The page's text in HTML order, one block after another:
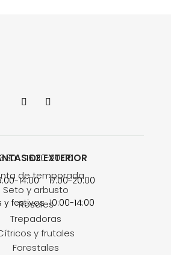
16:30-20:00
14:00 17:00-20:00
festivos 10:00-14:00
DE EXTERIOR
de temporada
Seto y arbusto
Rosales
Trepadoras
y frutales
Forestales